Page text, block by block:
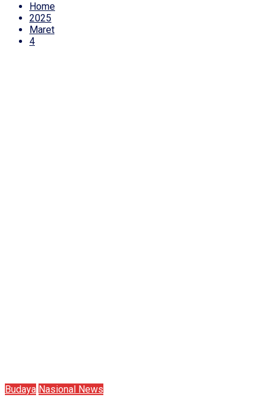
Home
2025
Maret
4
Budaya Nasional News